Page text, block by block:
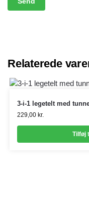
Relaterede
3-i-1 legetelt med
229,00 kr.
Tilføj